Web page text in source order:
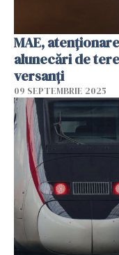
MAE,
alunecări de
versanţi
09 SEPTEMBRIE 2025